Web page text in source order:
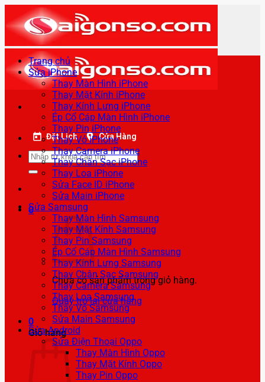
qua
nội
dung
Đặt Lịch Cửa Hàng
Tìm
kiếm:
0
Chưa có sản phẩm trong giỏ hàng.
Quay trở lại cửa hàng
0
Giỏ hàng
Trang chủ
Sửa iPhone
Thay Màn Hình iPhone
Thay Mặt Kính iPhone
Thay Kính Lưng iPhone
Ép Cổ Cáp Màn Hình iPhone
Thay Pin iPhone
Thay Vỏ iPhone
Thay Camera iPhone
Thay Chân Sạc iPhone
Thay Loa iPhone
Sửa Face ID iPhone
Sửa Main iPhone
Sửa Samsung
Thay Màn Hình Samsung
Thay Mặt Kính Samsung
Thay Pin Samsung
Ép Cổ Cáp Màn Hình Samsung
Thay Kính Lưng Samsung
Thay Chân Sạc Samsung
Thay Camera Samsung
Thay Loa Samsung
Thay Vỏ Samsung
Sửa Main Samsung
Sửa Android
Sửa Điện Thoại Oppo
Thay Màn Hình Oppo
Thay Mặt Kính Oppo
Thay Pin Oppo